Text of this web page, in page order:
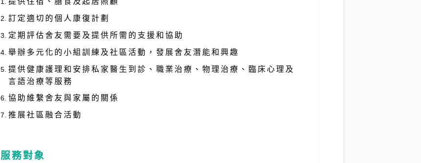
訂定適切的個人康復計劃
定期評估舍友需要及提供所需的支援和協助
舉辦多元化的小組訓練及社區活動，發展舍友潛能和興趣
提供健康護理和安排私家醫生到診、職業治療、物理治療、臨床心理及
言語治療等服務
協助維繫舍友與家屬的關係
推展社區融合活動
服務對象